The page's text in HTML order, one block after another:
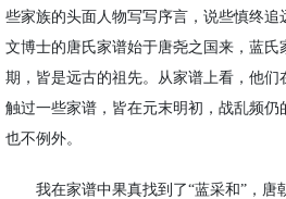
些家族的头面人物写写序言，说些慎终
文博士的唐氏家谱始于唐尧之国来，蓝
期，皆是远古的祖先。从家谱上看，他
触过一些家谱，皆在元末明初，战乱频仍
也不例外。
我在家谱中果真找到了“蓝采和”，唐